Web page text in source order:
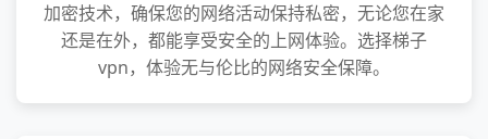
加密技术，确保您的网络活动保持私密，无论您在家
还是在外，都能享受安全的上网体验。选择梯子
vpn，体验无与伦比的网络安全保障。